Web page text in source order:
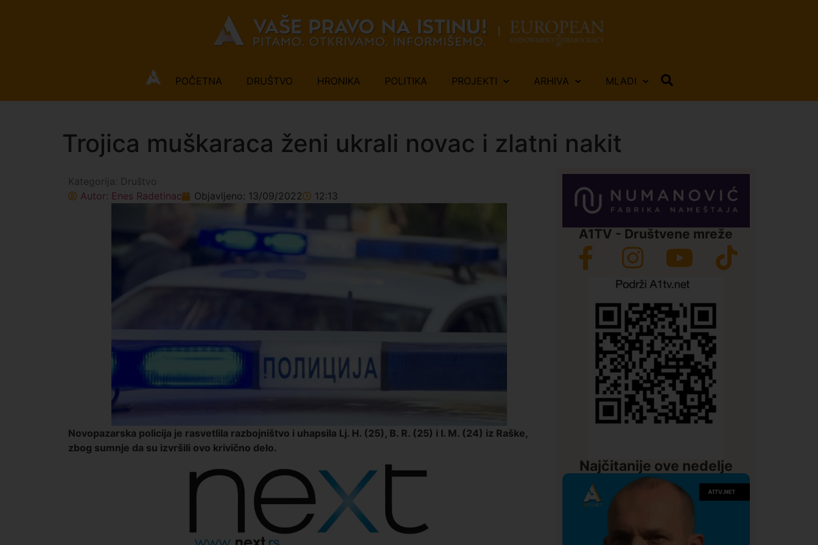
POČETNA DRUŠTVO HRONIKA POLITIKA PROJEKTI ARHIVA MLADI
Trojica muškaraca ženi ukrali novac i zlatni nakit
Kategorija: Društvo
Autor: Enes Radetinac Objavljeno: 13/09/2022 12:13
Novopazarska policija je rasvetlila razbojništvo i uhapsila Lj. H. (25), B. R. (25) i I. M. (24) iz Raške,
zbog sumnje da su izvršili ovo krivično delo.
A1TV - Društvene mreže
Najčitanije ove nedelje